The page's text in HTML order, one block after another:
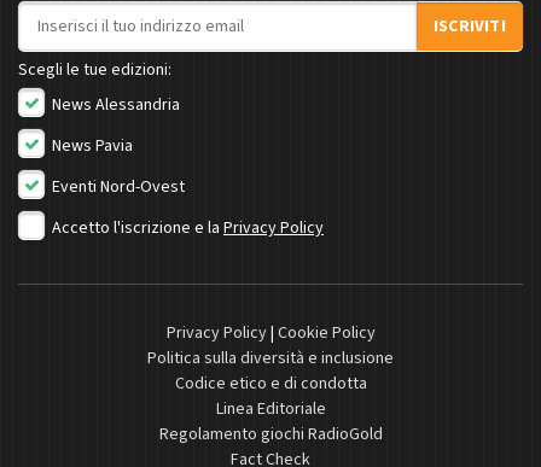
Indirizzo email
ISCRIVITI
Scegli le tue edizioni:
News Alessandria
News Pavia
Eventi Nord-Ovest
Accetto l'iscrizione e la Privacy Policy
Privacy Policy| Cookie Policy
Politica sulla diversità e inclusione
Codice etico e di condotta
Linea Editoriale
Regolamento giochi RadioGold
Fact Check